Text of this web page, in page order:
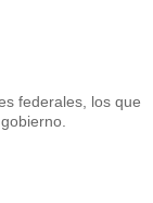
federales, los que